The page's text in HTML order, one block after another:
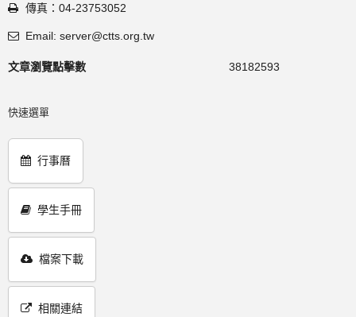
傳真：04-23753052
Email: server@ctts.org.tw
文章瀏覽點擊數 38182593
快速選單
行事曆
學生手冊
檔案下載
相關連結